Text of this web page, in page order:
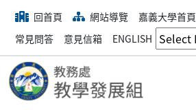
回首頁 網站導覽 嘉義大學首頁
常見問答
意見信箱 ENGLISH